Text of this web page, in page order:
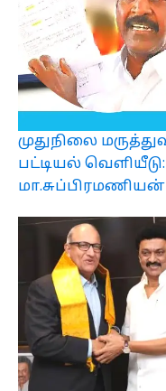
முதுநிலை
பட்டியல்
மா.சுப்பிரமணியன்